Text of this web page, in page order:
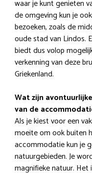
waar je kunt genieten
de omgeving kun je
bezoeken, zoals de
oude stad van Lindos.
biedt dus volop
verkenning van deze
Griekenland.
Wat zijn
van de
Als je kiest voor een
moeite om ook buiten
accommodatie kun je
natuurgebieden. Je
magnifieke natuur.